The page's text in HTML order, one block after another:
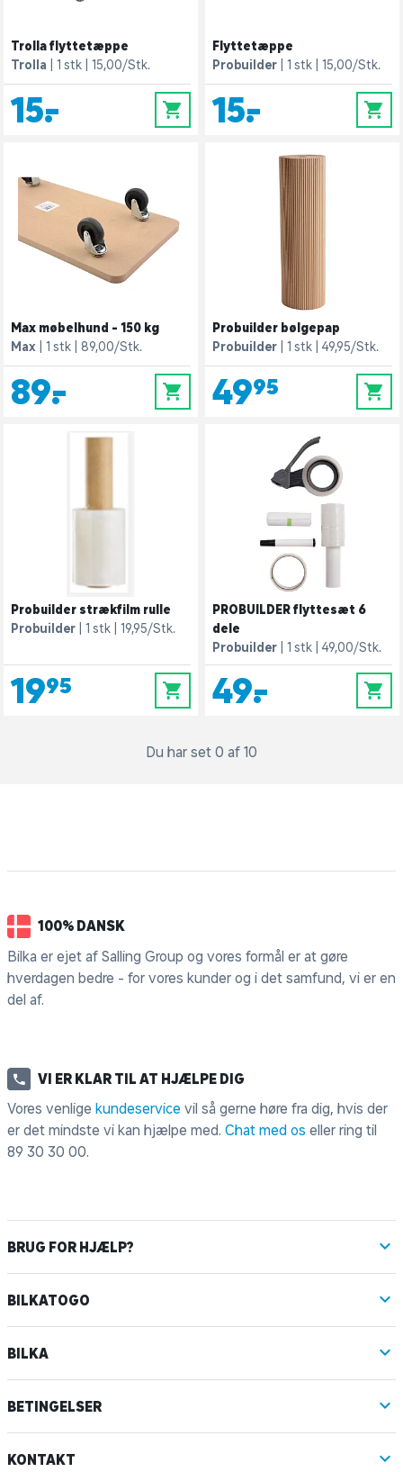
Trolla flyttetæppe
Trolla
1 stk 15,00/Stk.
15,- 0
Flyttetæppe
Probuilder
1 stk 15,00/Stk.
15,- 0
Max møbelhund - 150 kg
Max
1 stk 89,00/Stk.
89,- 0
Probuilder bølgepap
Probuilder
1 stk 49,95/Stk.
49,95 0
Probuilder strækfilm rulle
Probuilder
1 stk 19,95/Stk.
19,95 0
PROBUILDER flyttesæt 6
dele
Probuilder
1 stk 49,00/Stk.
49,- 0
Du har set 0 af 10
100% DANSK
Bilka er ejet af Salling Group og vores formål er at gøre
hverdagen bedre - for vores kunder og i det samfund, vi er en
del af.
VI ER KLAR TIL AT HJÆLPE DIG
Vores venlige kundeservice vil så gerne høre fra dig, hvis der
er det mindste vi kan hjælpe med. Chat med os eller ring til
89 30 30 00.
BRUG FOR HJÆLP?
BILKATOGO
BILKA
BETINGELSER
KONTAKT